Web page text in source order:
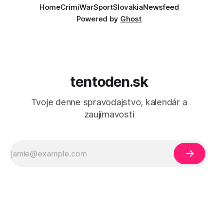
HomeCrimiWarSportSlovakiaNewsfeed
Powered by Ghost
tentoden.sk
Tvoje denne spravodajstvo, kalendár a
zaujímavosti